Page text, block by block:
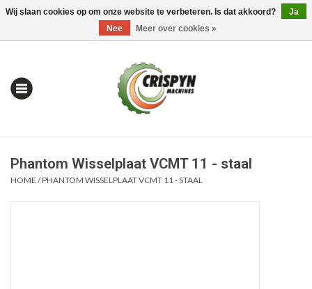
0 Artikelen - €0,00 Mijn account / Registreren
Phantom Wisselplaat VCMT 11 - staal
HOME /PHANTOM WISSELPLAAT VCMT 11 - STAAL
Wij slaan cookies op om onze website te verbeteren. Is dat akkoord?
Ja
Nee
Meer over cookies »